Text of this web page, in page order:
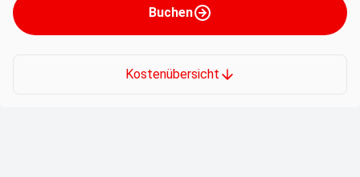
Buchen
Kostenübersicht